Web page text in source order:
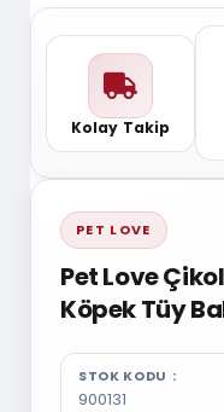
Kolay Takip
PET LOVE
Pet Love
Köpek Tüy
STOK KODU
900131